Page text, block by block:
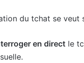
du tchat se
en direct le